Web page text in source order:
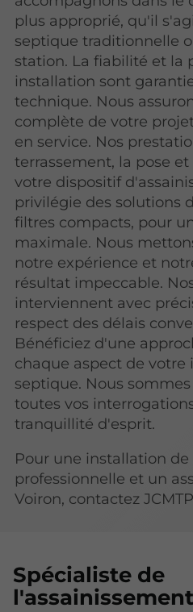
plus approprié, qu'il
septique traditionnelle
station. La fiabilité et la
installation sont
technique. Nous
complète de votre
en service. Nos
terrassement, la pose
votre dispositif
privilégie des solutions
filtres compacts, pour
maximale. Nous
notre expérience et
résultat impeccable.
interviennent avec
respect des délais
Bénéficiez d'une
chaque aspect de votre
septique. Nous
toutes vos
tranquillité d'esprit.
Pour une installation de
professionnelle et un
Voiron, contactez
Spécialiste de